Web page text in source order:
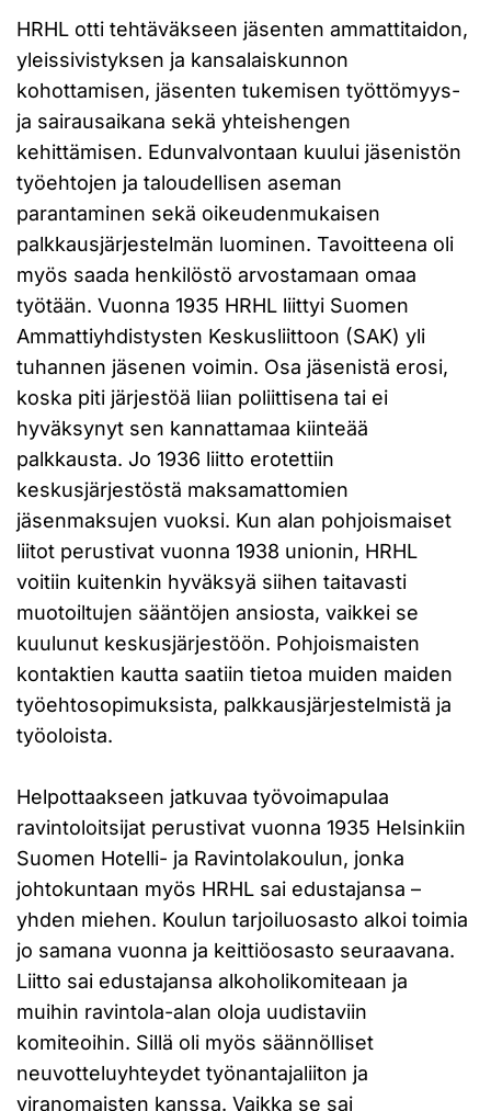
HRHL otti tehtäväkseen jäsenten ammattitaidon,
yleissivistyksen ja kansalaiskunnon
kohottamisen, jäsenten tukemisen työttömyys-
ja sairausaikana sekä yhteishengen
kehittämisen. Edunvalvontaan kuului jäsenistön
työehtojen ja taloudellisen aseman
parantaminen sekä oikeudenmukaisen
palkkausjärjestelmän luominen. Tavoitteena oli
myös saada henkilöstö arvostamaan omaa
työtään. Vuonna 1935 HRHL liittyi Suomen
Ammattiyhdistysten Keskusliittoon (SAK) yli
tuhannen jäsenen voimin. Osa jäsenistä erosi,
koska piti järjestöä liian poliittisena tai ei
hyväksynyt sen kannattamaa kiinteää
palkkausta. Jo 1936 liitto erotettiin
keskusjärjestöstä maksamattomien
jäsenmaksujen vuoksi. Kun alan pohjoismaiset
liitot perustivat vuonna 1938 unionin, HRHL
voitiin kuitenkin hyväksyä siihen taitavasti
muotoiltujen sääntöjen ansiosta, vaikkei se
kuulunut keskusjärjestöön. Pohjoismaisten
kontaktien kautta saatiin tietoa muiden maiden
työehtosopimuksista, palkkausjärjestelmistä ja
työoloista.
Helpottaakseen jatkuvaa työvoimapulaa
ravintoloitsijat perustivat vuonna 1935 Helsinkiin
Suomen Hotelli- ja Ravintolakoulun, jonka
johtokuntaan myös HRHL sai edustajansa –
yhden miehen. Koulun tarjoiluosasto alkoi toimia
jo samana vuonna ja keittiöosasto seuraavana.
Liitto sai edustajansa alkoholikomiteaan ja
muihin ravintola-alan oloja uudistaviin
komiteoihin. Sillä oli myös säännölliset
neuvotteluyhteydet työnantajaliiton ja
viranomaisten kanssa. Vaikka se sai